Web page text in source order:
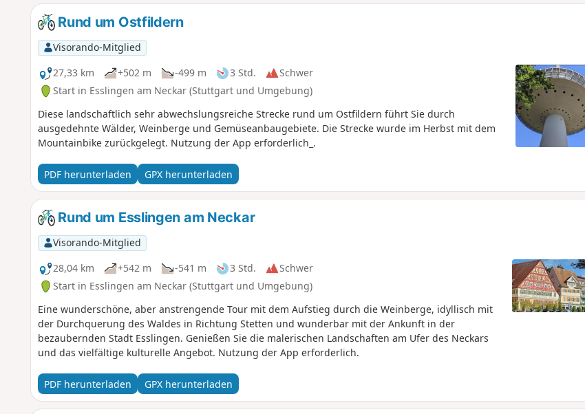
Rund um Ostfildern
Visorando-Mitglied
27,33 km
+502 m -499 m 3 Std.
Schwer
Start in Esslingen am Neckar (Stuttgart und Umgebung)
Diese landschaftlich sehr abwechslungsreiche Strecke rund um Ostfildern führt Sie durch
ausgedehnte Wälder, Weinberge und Gemüseanbaugebiete. Die Strecke wurde im Herbst mit dem
Mountainbike zurückgelegt. Nutzung der App erforderlich_.
PDF herunterladen GPX herunterladen
Rund um Esslingen am Neckar
Visorando-Mitglied
28,04 km
+542 m -541 m 3 Std.
Schwer
Start in Esslingen am Neckar (Stuttgart und Umgebung)
Eine wunderschöne, aber anstrengende Tour mit dem Aufstieg durch die Weinberge, idyllisch mit
der Durchquerung des Waldes in Richtung Stetten und wunderbar mit der Ankunft in der
bezaubernden Stadt Esslingen. Genießen Sie die malerischen Landschaften am Ufer des Neckars
und das vielfältige kulturelle Angebot. Nutzung der App erforderlich.
PDF herunterladen GPX herunterladen